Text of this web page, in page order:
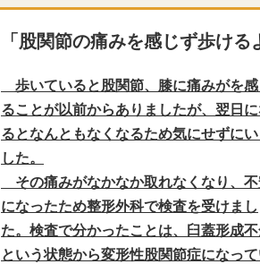
「股関節の痛みを感じず歩ける
歩いていると股関節、膝に痛みがを感
ることが以前からありましたが、翌日
るとなんともなくなるため気にせずにい
した。
その痛みがなかなか取れなくなり、
になったため整形外科で検査を受けまし
た。検査で分かったことは、臼蓋形成
という状態から変形性股関節症になっ